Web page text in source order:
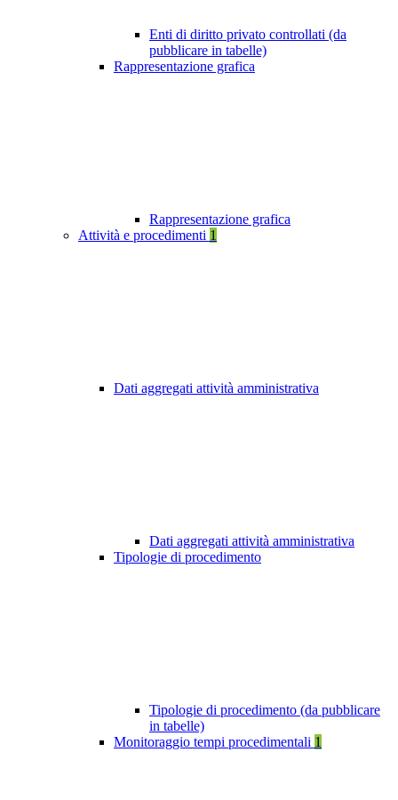
Enti di diritto privato controllati (da
pubblicare in tabelle)
Rappresentazione grafica
Rappresentazione grafica
Attività e procedimenti 1
Dati aggregati attività amministrativa
Dati aggregati attività amministrativa
Tipologie di procedimento
Tipologie di procedimento (da pubblicare
in tabelle)
Monitoraggio tempi procedimentali 1